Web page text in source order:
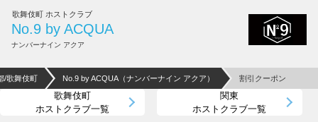
歌舞伎町 ホストクラブ
No.9 by ACQUA
ナンバーナイン アクア
/歌舞伎町 No.9 by ACQUA（ナンバーナイン アクア） 割引クーポン
歌舞伎町
ホストクラブ一覧
関東
ホストクラブ一覧